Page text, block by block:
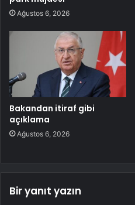
Ağustos 6, 2026
Bakandan itiraf gibi
açıklama
Ağustos 6, 2026
Bir yanıt yazın